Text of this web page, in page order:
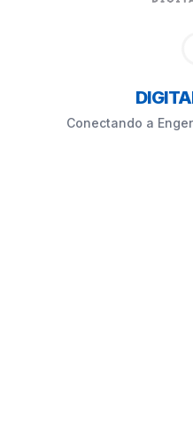
Conectando a